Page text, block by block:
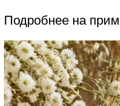
Подробнее на